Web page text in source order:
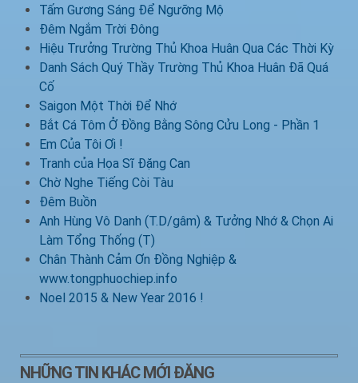
Tấm Gương Sáng Để Ngưỡng Mộ
Đêm Ngắm Trời Đông
Hiệu Trưởng Trường Thủ Khoa Huân Qua Các Thời Kỳ
Danh Sách Quý Thầy Trường Thủ Khoa Huân Đã Quá
Cố
Saigon Một Thời Để Nhớ
Bắt Cá Tôm Ở Đồng Bằng Sông Cửu Long - Phần 1
Em Của Tôi Ơi !
Tranh của Họa Sĩ Đặng Can
Chờ Nghe Tiếng Còi Tàu
Đêm Buồn
Anh Hùng Vô Danh (T.D/gâm) & Tưởng Nhớ & Chọn Ai
Làm Tổng Thống (T)
Chân Thành Cảm Ơn Đồng Nghiệp &
www.tongphuochiep.info
Noel 2015 & New Year 2016 !
NHỮNG TIN KHÁC MỚI ĐĂNG